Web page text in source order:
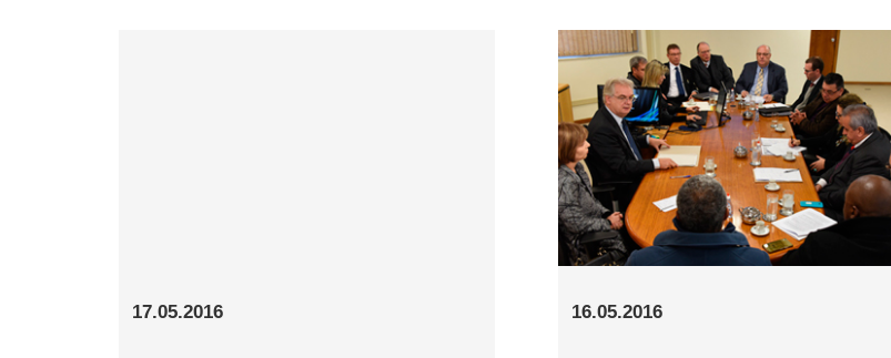
17.05.2016 16.05.2016